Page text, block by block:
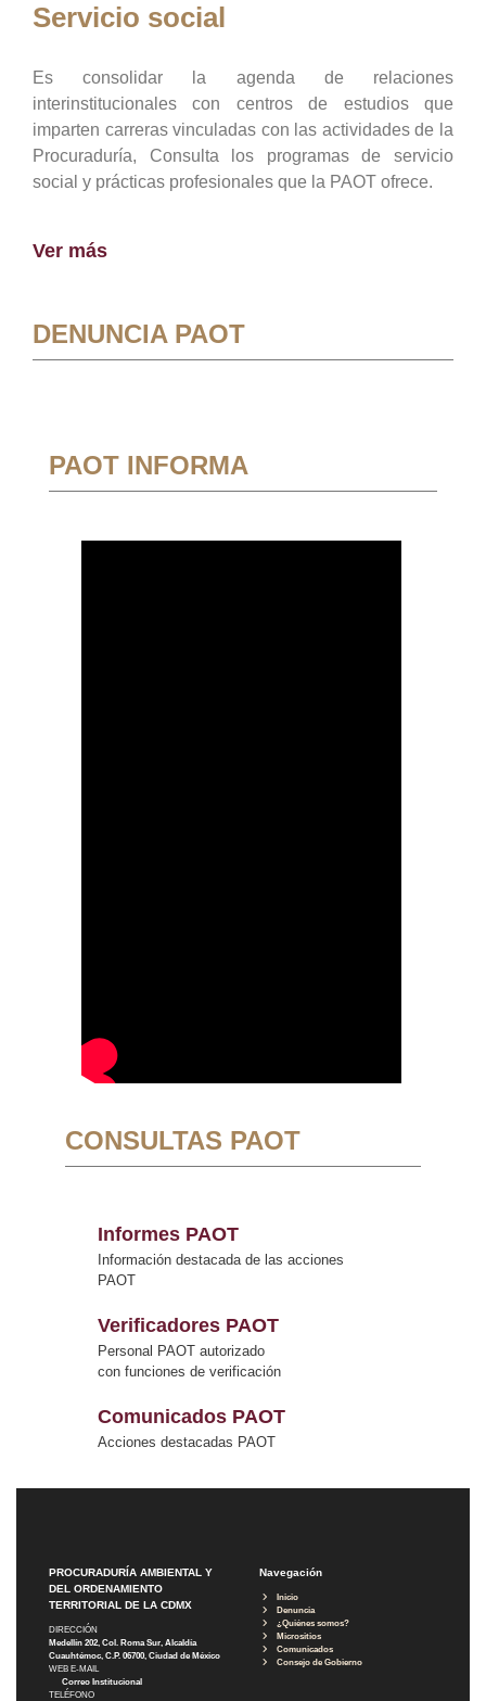
Servicio social
Es consolidar la agenda de relaciones
interinstitucionales con centros de estudios que
imparten carreras vinculadas con las actividades de la
Procuraduría, Consulta los programas de servicio
social y prácticas profesionales que la PAOT ofrece.
Ver más
DENUNCIA PAOT
PAOT INFORMA
CONSULTAS PAOT
Informes PAOT
Información destacada de las acciones
PAOT
Verificadores PAOT
Personal PAOT autorizado
con funciones de verificación
Comunicados PAOT
Acciones destacadas PAOT
PROCURADURÍA AMBIENTAL Y
DEL ORDENAMIENTO
TERRITORIAL DE LA CDMX
DIRECCIÓN
Medellín 202, Col. Roma Sur, Alcaldía
Cuauhtémoc, C.P. 06700, Ciudad de México
WEB E-MAIL
Correo Institucional
TELÉFONO
Navegación
Inicio
Denuncia
¿Quiénes somos?
Micrositios
Comunicados
Consejo de Gobierno